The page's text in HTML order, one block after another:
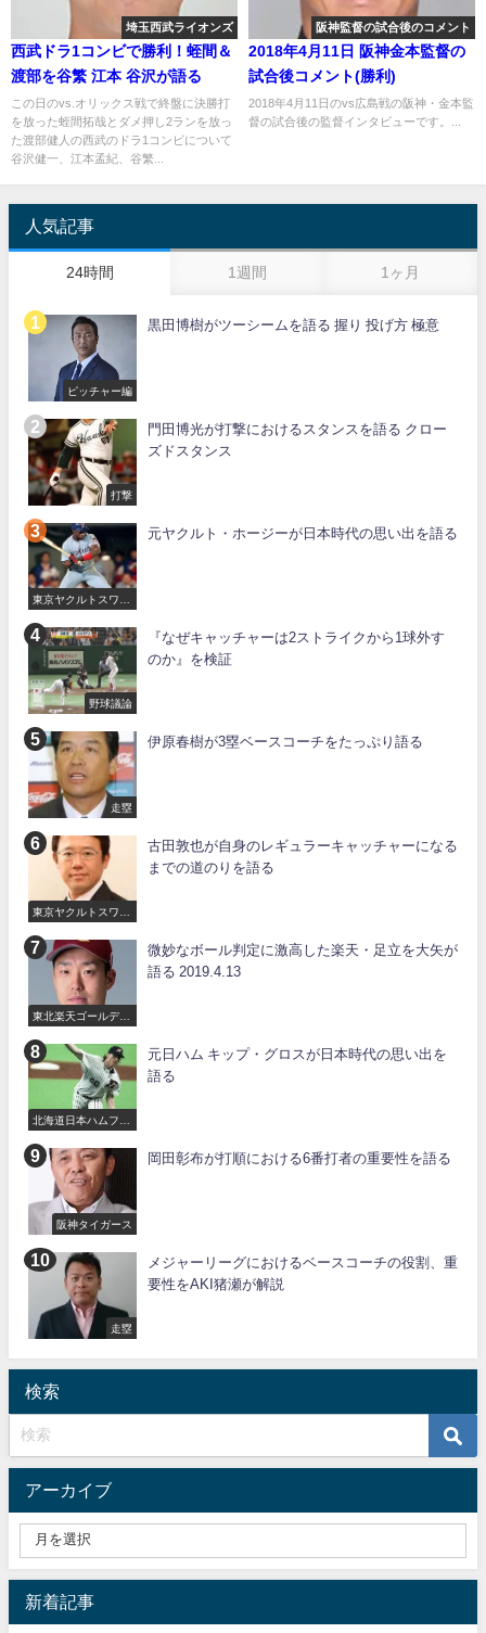
埼玉西武ライオンズ
西武ドラ1コンビで勝利！蛭間＆
渡部を谷繁 江本 谷沢が語る
この日のvs.オリックス戦で終盤に決勝打
を放った蛭間拓哉とダメ押し2ランを放っ
た渡部健人の西武のドラ1コンビについて
谷沢健一、江本孟紀、谷繁...
阪神監督の試合後のコメント
2018年4月11日 阪神金本監督の
試合後コメント(勝利)
2018年4月11日のvs広島戦の阪神・金本監
督の試合後の監督インタビューです。...
人気記事
24時間 1週間 1ヶ月
ピッチャー編
黒田博樹がツーシームを語る 握り 投げ方 極意
打撃
門田博光が打撃におけるスタンスを語る クロー
ズドスタンス
東京ヤクルトスワロ
元ヤクルト・ホージーが日本時代の思い出を語る
野球議論
『なぜキャッチャーは2ストライクから1球外す
のか』を検証
走塁
伊原春樹が3塁ベースコーチをたっぷり語る
東京ヤクルトスワロ
古田敦也が自身のレギュラーキャッチャーになる
までの道のりを語る
東北楽天ゴールデン
微妙なボール判定に激高した楽天・足立を大矢が
語る 2019.4.13
北海道日本ハムファ
元日ハム キップ・グロスが日本時代の思い出を
語る
阪神タイガース
岡田彰布が打順における6番打者の重要性を語る
走塁
メジャーリーグにおけるベースコーチの役割、重
要性をAKI猪瀬が解説
検索
アーカイブ
新着記事